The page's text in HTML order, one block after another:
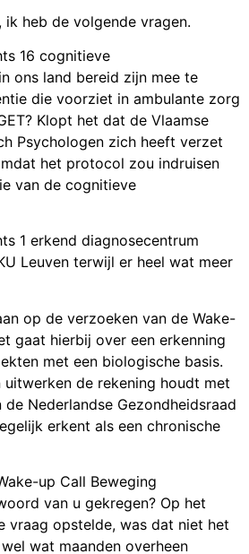
ik heb de volgende vragen.
16 cognitieve
ons land bereid zijn mee te
die voorziet in ambulante zorg
Klopt het dat de Vlaamse
Psychologen zich heeft verzet
het protocol zou indruisen
van de cognitieve
1 erkend diagnosecentrum
Leuven terwijl er heel wat meer
op de verzoeken van de Wake-
gaat hierbij over een erkenning
met een biologische basis.
uitwerken de rekening houdt met
Nederlandse Gezondheidsraad
erkent als een chronische
up Call Beweging
van u gekregen? Op het
vraag opstelde, was dat niet het
wat maanden overheen